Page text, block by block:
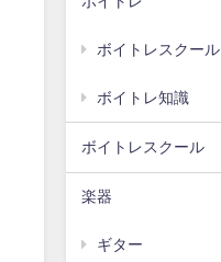
ボイトレスクール
ボイトレ知識
ボイトレスクール
楽器
ギター